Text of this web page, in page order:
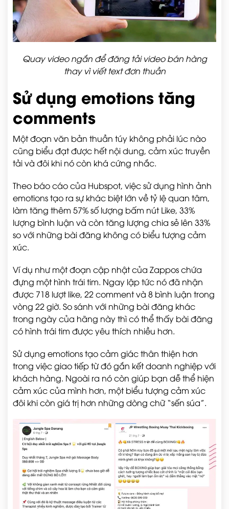
Quay video ngắn để đăng tải video bán hàng
thay vì viết text đơn thuần
Sử dụng emotions tăng
comments
Một đoạn văn bản thuần túy không phải lúc nào
cũng biểu đạt được hết nội dung, cảm xúc truyền
tải và đôi khi nó còn khá cứng nhắc.
Theo báo cáo của Hubspot, việc sử dụng hình ảnh
emotions tạo ra sự khác biệt lớn về tỷ lệ quan tâm,
làm tăng thêm 57% số lượng bấm nút Like, 33%
lượng bình luận và còn tăng lượng chia sẻ lên 33%
so với những bài đăng không có biểu tượng cảm
xúc.
Ví dụ như một đoạn cập nhật của Zappos chứa
đựng một hình trái tim. Ngay lập tức nó đã nhận
được 718 lượt like, 22 comment và 8 bình luận trong
vòng 22 giờ. So sánh với những bài đăng khác
trong ngày của hãng này thì có thể thấy bài đăng
có hình trái tim được yêu thích nhiều hơn.
Sử dụng emotions tạo cảm giác thân thiện hơn
trong việc giao tiếp từ đó gắn kết doanh nghiệp với
khách hàng. Ngoài ra nó còn giúp bạn dễ thể hiện
cảm xúc của mình hơn, một biểu tượng cảm xúc
đôi khi còn giá trị hơn những dòng chữ “sến súa”.